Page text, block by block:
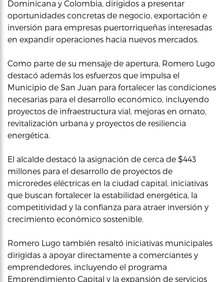
Dominicana y Colombia, dirigidos a presentar
oportunidades concretas de negocio, exportación e
inversión para empresas puertorriqueñas interesadas
en expandir operaciones hacia nuevos mercados.
Como parte de su mensaje de apertura, Romero Lugo
destacó además los esfuerzos que impulsa el
Municipio de San Juan para fortalecer las condiciones
necesarias para el desarrollo económico, incluyendo
proyectos de infraestructura vial, mejoras en ornato,
revitalización urbana y proyectos de resiliencia
energética.
El alcalde destacó la asignación de cerca de $443
millones para el desarrollo de proyectos de
microredes eléctricas en la ciudad capital, iniciativas
que buscan fortalecer la estabilidad energética, la
competitividad y la confianza para atraer inversión y
crecimiento económico sostenible.
Romero Lugo también resaltó iniciativas municipales
dirigidas a apoyar directamente a comerciantes y
emprendedores, incluyendo el programa
Emprendimiento Capital y la expansión de servicios